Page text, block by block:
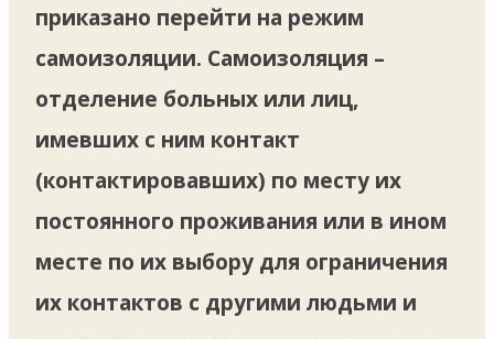
приказано перейти на режим
самоизоляции. Самоизоляция –
отделение больных или лиц,
имевших с ним контакт
(контактировавших) по месту их
постоянного проживания или в ином
месте по их выбору для ограничения
их контактов с другими людьми и